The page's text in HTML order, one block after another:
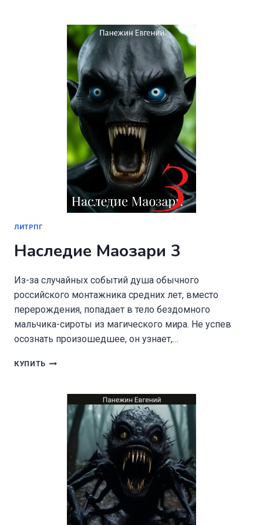
ЛИТРПГ
Наследие Маозари 3
Из-за случайных событий душа обычного
российского монтажника средних лет, вместо
перерождения, попадает в тело бездомного
мальчика-сироты из магического мира. Не успев
осознать произошедшее, он узнает,…
КУПИТЬ НАСЛЕДИЕ